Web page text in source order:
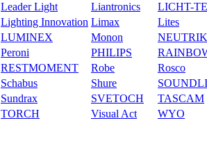
Leader Light Liantronics
LICHT-
Lighting Innovation Limax
Lites
LUMINEX Monon
NEUTRIK
Peroni PHILIPS
RESTMOMENT Robe
Rosco
Schabus Shure
Sundrax SVETOCH
TASCAM
TORCH Visual Act WYO